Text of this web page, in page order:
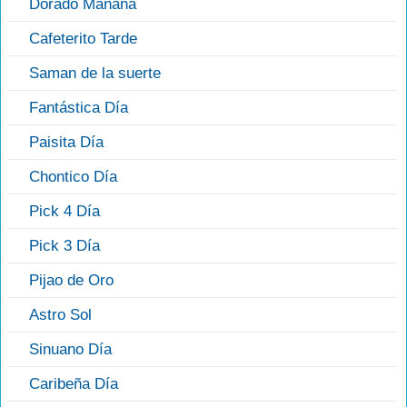
Dorado Mañana
Cafeterito Tarde
Saman de la suerte
Fantástica Día
Paisita Día
Chontico Día
Pick 4 Día
Pick 3 Día
Pijao de Oro
Astro Sol
Sinuano Día
Caribeña Día